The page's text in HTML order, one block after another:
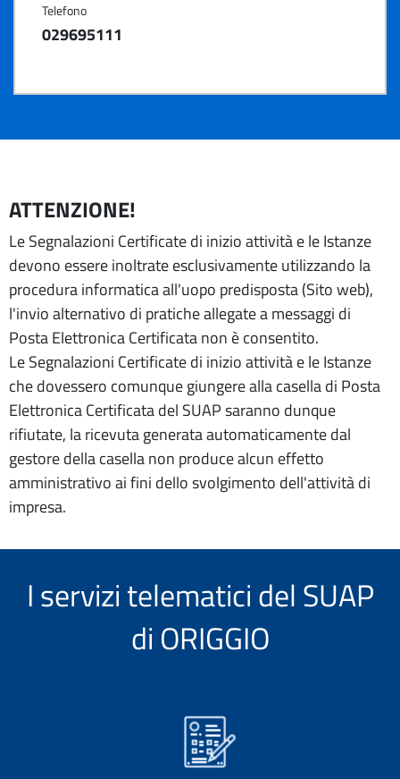
Telefono
029695111
ATTENZIONE!
Le Segnalazioni Certificate di inizio attività e le Istanze
devono essere inoltrate esclusivamente utilizzando la
procedura informatica all'uopo predisposta (Sito web),
l'invio alternativo di pratiche allegate a messaggi di
Posta Elettronica Certificata non è consentito.
Le Segnalazioni Certificate di inizio attività e le Istanze
che dovessero comunque giungere alla casella di Posta
Elettronica Certificata del SUAP saranno dunque
rifiutate, la ricevuta generata automaticamente dal
gestore della casella non produce alcun effetto
amministrativo ai fini dello svolgimento dell'attività di
impresa.
I servizi telematici del SUAP
di ORIGGIO